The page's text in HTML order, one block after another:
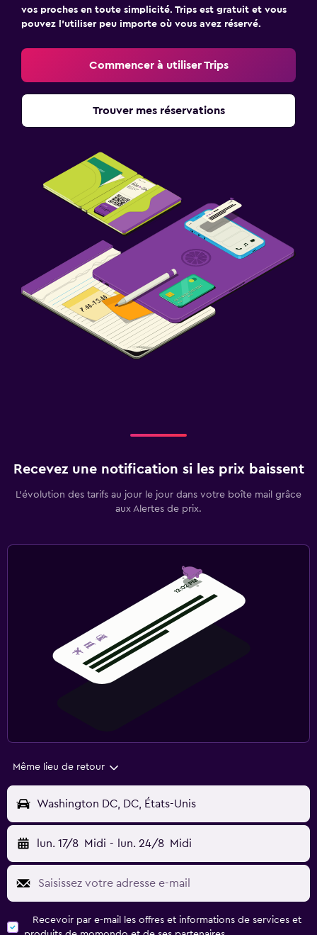
vos proches en toute simplicité. Trips est gratuit et vous
pouvez l’utiliser peu importe où vous avez réservé.
Commencer à utiliser Trips
Trouver mes réservations
Recevez une notification si les prix baissent
L’évolution des tarifs au jour le jour dans votre boîte mail grâce
aux Alertes de prix.
Même lieu de retour
Washington DC, DC, États-Unis
lun. 17/8 Midi - lun. 24/8 Midi
Recevoir par e-mail les offres et informations de services et